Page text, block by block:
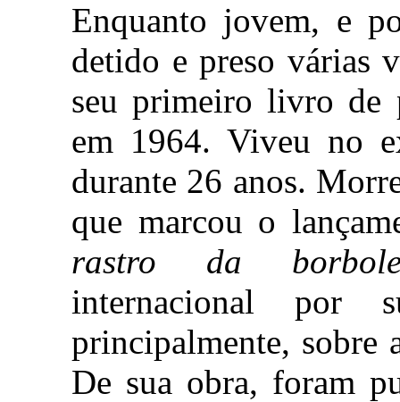
Enquanto jovem, e
detido e preso várias
seu primeiro livro de
em 1964. Viveu no
durante 26 anos.
que marcou o
rastro da
internacional por
principalmente, sobre
De sua obra, foram